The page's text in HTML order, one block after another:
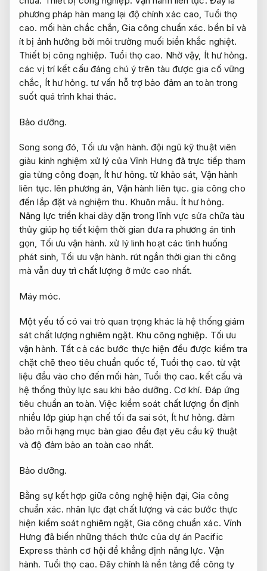
phương pháp hàn mang lại độ chính xác cao, Tuổi thọ
cao. mối hàn chắc chắn,Gia công chuẩn xác. bền bỉ và
ít bị ảnh hưởng bởi môi trường muối biển khắc nghiệt.
Thiết bị công nghiệp. Tuổi thọ cao. Nhờ vậy, Ít hư hỏng.
các vị trí kết cấu đáng chú ý trên tàu được gia cố vững
chắc, Ít hư hỏng. tư vấn hỗ trợ bảo đảm an toàn trong
suốt quá trình khai thác.
Bảo dưỡng.
Song song đó, Tối ưu vận hành. đội ngũ kỹ thuật viên
giàu kinh nghiệm xử lý của Vĩnh Hưng đã trực tiếp tham
gia từng công đoạn, Ít hư hỏng. từ khảo sát, Vận hành
liên tục. lên phương án, Vận hành liên tục. gia công cho
đến lắp đặt và nghiệm thu. Khuôn mẫu. Ít hư hỏng.
Năng lực triển khai dày dặn trong lĩnh vực sửa chữa tàu
thủy giúp họ tiết kiệm thời gian đưa ra phương án tinh
gọn, Tối ưu vận hành. xử lý linh hoạt các tình huống
phát sinh, Tối ưu vận hành. rút ngắn thời gian thi công
mà vẫn duy trì chất lượng ở mức cao nhất.
Máy móc.
Một yếu tố có vai trò quan trọng khác là hệ thống giám
sát chất lượng nghiêm ngặt. Khu công nghiệp. Tối ưu
vận hành. Tất cả các bước thực hiện đều được kiểm tra
chặt chẽ theo tiêu chuẩn quốc tế, Tuổi thọ cao. từ vật
liệu đầu vào cho đến mối hàn, Tuổi thọ cao. kết cấu và
hệ thống thủy lực sau khi bảo dưỡng. Cơ khí. Đáp ứng
tiêu chuẩn an toàn. Việc kiểm soát chất lượng ổn định
nhiều lớp giúp hạn chế tối đa sai sót, Ít hư hỏng. đảm
bảo mỗi hạng mục bàn giao đều đạt yêu cầu kỹ thuật
và độ đảm bảo an toàn cao nhất.
Bảo dưỡng.
Bằng sự kết hợp giữa công nghệ hiện đại,Gia công
chuẩn xác. nhân lực đạt chất lượng và các bước thực
hiện kiểm soát nghiêm ngặt, Gia công chuẩn xác. Vĩnh
Hưng đã biến những thách thức của dự án Pacific
Express thành cơ hội để khẳng định năng lực. Vận
hành. Tuổi thọ cao. Đây chính là nền tảng để công ty